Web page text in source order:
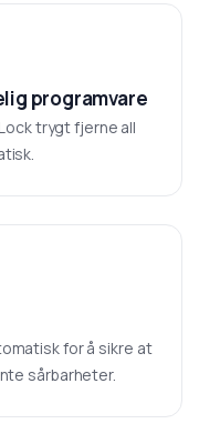
programvare
trygt fjerne all
for å sikre at
sårbarheter.